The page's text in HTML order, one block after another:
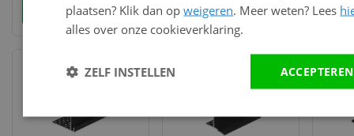
Bekijk en bestel
Bekijk en bestel
plaatsen? Klik dan opweigeren. Meer weten? Lees
alles over onze cookieverklaring.
ACCEPTEREN
ZELF INSTELLEN